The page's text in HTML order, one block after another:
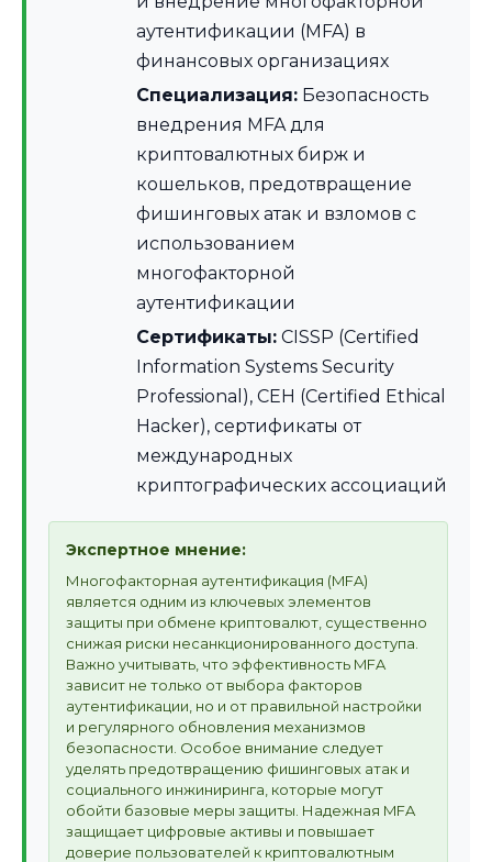
аутентификации (MFA) в
финансовых организациях
Специализация: Безопасность
внедрения MFA для
криптовалютных бирж и
кошельков, предотвращение
фишинговых атак и взломов с
использованием
многофакторной
аутентификации
Сертификаты: CISSP (Certified
Information Systems Security
Professional), CEH (Certified Ethical
Hacker), сертификаты от
международных
криптографических ассоциаций
Экспертное мнение:
Многофакторная аутентификация (MFA)
является одним из ключевых элементов
защиты при обмене криптовалют, существенно
снижая риски несанкционированного доступа.
Важно учитывать, что эффективность MFA
зависит не только от выбора факторов
аутентификации, но и от правильной настройки
и регулярного обновления механизмов
безопасности. Особое внимание следует
уделять предотвращению фишинговых атак и
социального инжиниринга, которые могут
обойти базовые меры защиты. Надежная MFA
защищает цифровые активы и повышает
доверие пользователей к криптовалютным